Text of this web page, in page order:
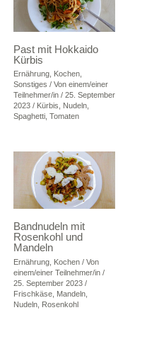
Past mit Hokkaido
Kürbis
Ernährung, Kochen,
Sonstiges / Von einem/einer
Teilnehmer/in / 25. September
2023 / Kürbis Nudeln,
Spaghetti, Tomaten
Bandnudeln mit
Rosenkohl und
Mandeln
Ernährung, Kochen/ Von
einem/einer Teilnehmer/in /
25. September 2023 /
Frischkäse, Mandeln,
Nudeln, Rosenkohl